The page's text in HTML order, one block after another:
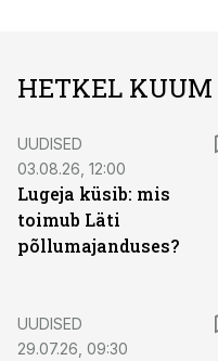
HETKEL KUUM
UUDISED
03.08.26, 12:00
Lugeja küsib: mis
toimub Läti
põllumajanduses?
UUDISED
29.07.26, 09:30